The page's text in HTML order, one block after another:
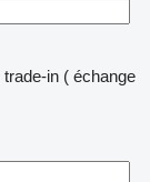
trade-in ( échange